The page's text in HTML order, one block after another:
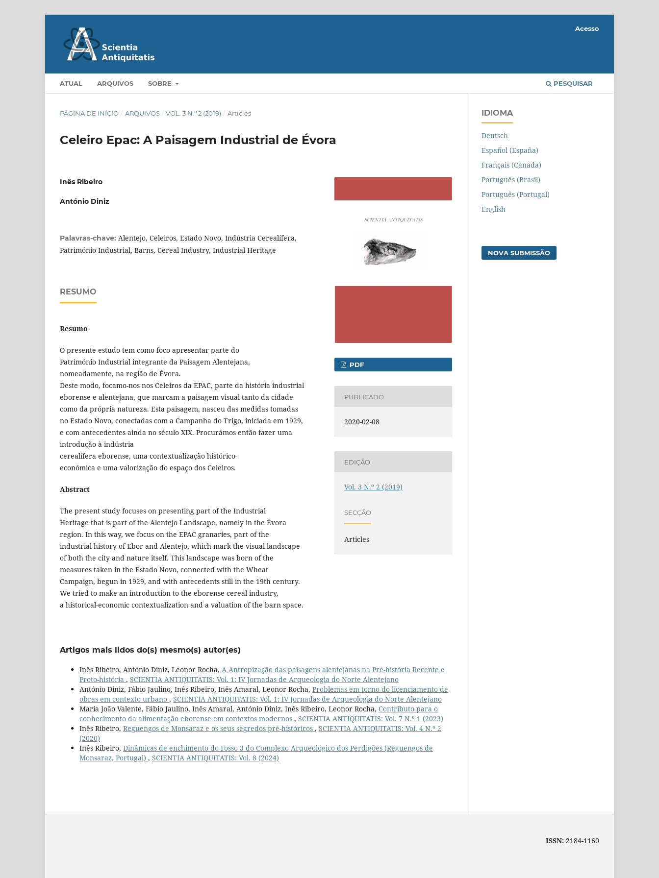
ATUAL ARQUIVOS SOBRE PESQUISAR
Acesso
PÁGINA DE INÍCIO / ARQUIVOS / VOL. 3 N.º 2 (2019) / Articles
Celeiro Epac: A Paisagem Industrial de Évora
Inês Ribeiro
António Diniz
Palavras-chave: Alentejo, Celeiros, Estado Novo, Indústria Cerealífera,
Património Industrial, Barns, Cereal Industry, Industrial Heritage
RESUMO
Resumo
O presente estudo tem como foco apresentar parte do
Património Industrial integrante da Paisagem Alentejana,
nomeadamente, na região de Évora.
Deste modo, focamo-nos nos Celeiros da EPAC, parte da história industrial
eborense e alentejana, que marcam a paisagem visual tanto da cidade
como da própria natureza. Esta paisagem, nasceu das medidas tomadas
no Estado Novo, conectadas com a Campanha do Trigo, iniciada em 1929,
e com antecedentes ainda no século XIX. Procurámos então fazer uma
introdução à indústria
cerealífera eborense, uma contextualização histórico-
económica e uma valorização do espaço dos Celeiros.
Abstract
The present study focuses on presenting part of the Industrial
Heritage that is part of the Alentejo Landscape, namely in the Évora
region. In this way, we focus on the EPAC granaries, part of the
industrial history of Ebor and Alentejo, which mark the visual landscape
of both the city and nature itself. This landscape was born of the
measures taken in the Estado Novo, connected with the Wheat
Campaign, begun in 1929, and with antecedents still in the 19th century.
We tried to make an introduction to the eborense cereal industry,
a historical-economic contextualization and a valuation of the barn space.
PDF
PUBLICADO
2020-02-08
EDIÇÃO
Vol. 3 N.º 2 (2019)
SECÇÃO
Articles
Artigos mais lidos do(s) mesmo(s) autor(es)
Inês Ribeiro, António Diniz, Leonor Rocha, A Antropização das paisagens alentejanas na Pré-história Recente e
Proto-história , SCIENTIA ANTIQUITATIS: Vol. 1: IV Jornadas de Arqueologia do Norte Alentejano
António Diniz, Fábio Jaulino, Inês Ribeiro, Inês Amaral, Leonor Rocha, Problemas em torno do licenciamento de
obras em contexto urbano , SCIENTIA ANTIQUITATIS: Vol. 1: IV Jornadas de Arqueologia do Norte Alentejano
Maria João Valente, Fábio Jaulino, Inês Amaral, António Diniz, Inês Ribeiro, Leonor Rocha, Contributo para o
conhecimento da alimentação eborense em contextos modernos , SCIENTIA ANTIQUITATIS: Vol. 7 N.º 1 (2023)
Inês Ribeiro, Reguengos de Monsaraz e os seus segredos pré-históricos , SCIENTIA ANTIQUITATIS: Vol. 4 N.º 2
(2020)
Inês Ribeiro, Dinâmicas de enchimento do Fosso 3 do Complexo Arqueológico dos Perdigões (Reguengos de
Monsaraz, Portugal) , SCIENTIA ANTIQUITATIS: Vol. 8 (2024)
IDIOMA
Deutsch
Español (España)
Français (Canada)
Português (Brasil)
Português (Portugal)
English
NOVA SUBMISSÃO
ISSN: 2184-1160